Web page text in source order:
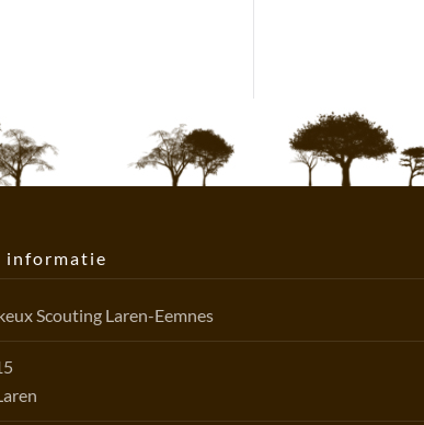
informatie
Scouting Laren-Eemnes